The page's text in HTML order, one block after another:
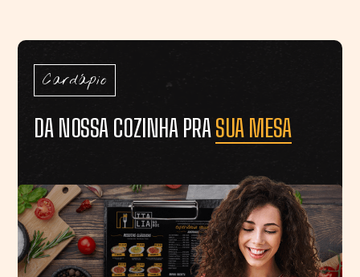
Cardápio
DA NOSSA COZINHA PRASUA MESA